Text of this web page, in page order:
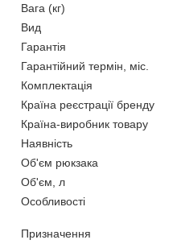
Вага (кг)
Вид
Гарантія
Гарантійний термін, міс.
Комплектація
Країна реєстрації бренду
Країна-виробник товару
Наявність
Об'єм рюкзака
Об'єм, л
Особливості
Призначення